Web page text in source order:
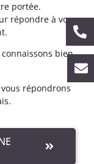
portée.
répondre à vos
bien
répondrons